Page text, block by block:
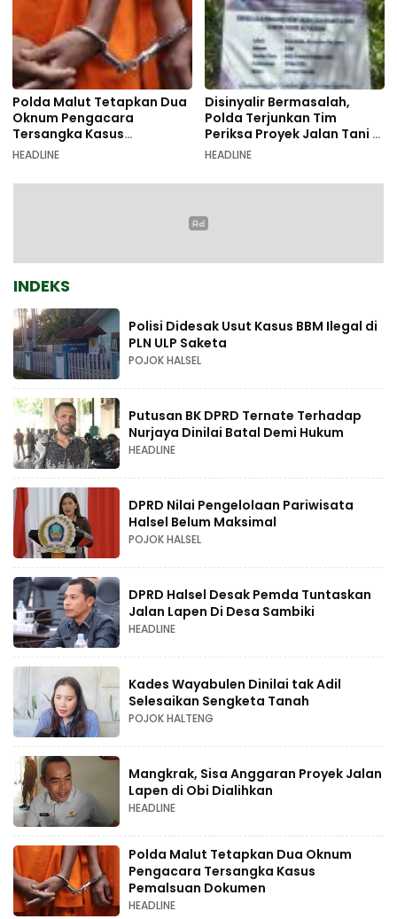
Polda Malut Tetapkan Dua
Oknum Pengacara
Tersangka Kasus
Pemalsuan Dokumen
HEADLINE
Disinyalir Bermasalah,
Polda Terjunkan Tim
Periksa Proyek Jalan Tani di
Galala
HEADLINE
INDEKS
Polisi Didesak Usut Kasus BBM Ilegal di
PLN ULP Saketa
POJOK HALSEL
Putusan BK DPRD Ternate Terhadap
Nurjaya Dinilai Batal Demi Hukum
HEADLINE
DPRD Nilai Pengelolaan Pariwisata
Halsel Belum Maksimal
POJOK HALSEL
DPRD Halsel Desak Pemda Tuntaskan
Jalan Lapen Di Desa Sambiki
HEADLINE
Kades Wayabulen Dinilai tak Adil
Selesaikan Sengketa Tanah
POJOK HALTENG
Mangkrak, Sisa Anggaran Proyek Jalan
Lapen di Obi Dialihkan
HEADLINE
Polda Malut Tetapkan Dua Oknum
Pengacara Tersangka Kasus
Pemalsuan Dokumen
HEADLINE